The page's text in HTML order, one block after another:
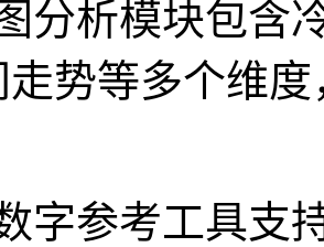
分析模块包含
走势等多个维
字参考工具支